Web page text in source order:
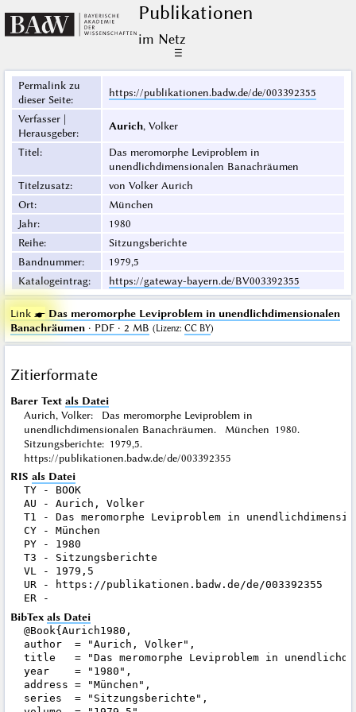
Publikationen
im Netz
☰
Permalink zu
dieser Seite:
https://publikationen.badw.de/de/003392355
Verfasser |
Herausgeber:
Aurich, Volker
Titel:
Das meromorphe Leviproblem in
unendlichdimensionalen Banachräumen
Titelzusatz:
von Volker Aurich
Ort:
München
Jahr:
1980
Reihe:
Sitzungsberichte
Bandnummer:
1979,5
Katalogeintrag: https://gateway-bayern.de/BV003392355
Link ☛ Das meromorphe Leviproblem in unendlichdimensionalen
Banachräumen· PDF · 2 MB (Lizenz: CC BY)
Zitierformate
Barer Text als Datei
Aurich, Volker: Das meromorphe Leviproblem in
unendlichdimensionalen Banachräumen. München 1980.
Sitzungsberichte: 1979,5.
https://publikationen.badw.de/de/003392355
RIS als Datei
TY - BOOK
AU - Aurich, Volker
T1 - Das meromorphe Leviproblem in
CY - München
PY - 1980
T3 - Sitzungsberichte
VL - 1979,5
UR - https://publikationen.badw.de/de/003392355
BibTex als Datei
@Book{Aurich1980,
author  = "Aurich, Volker",
title   = "Das meromorphe Leviproblem in
year    = "1980",
address = "München",
series  = "Sitzungsberichte",